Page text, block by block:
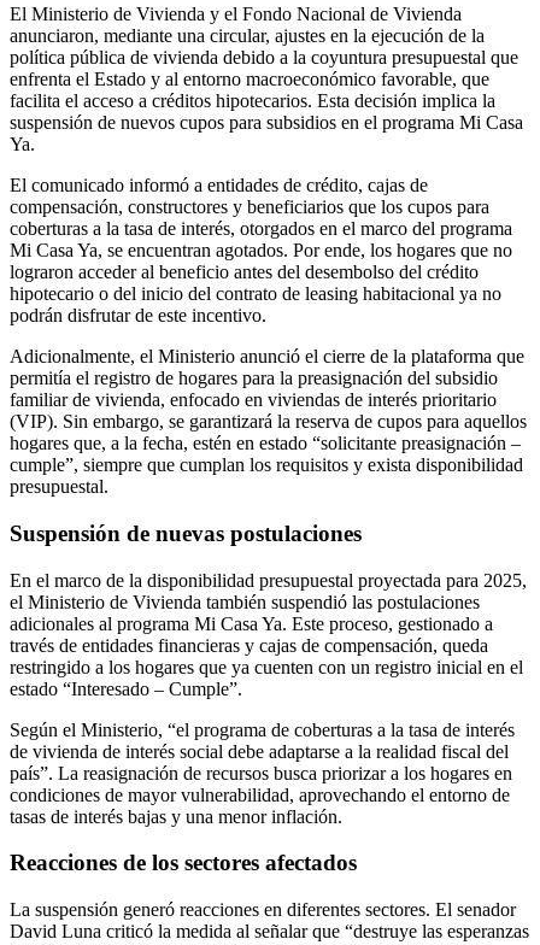
El Ministerio de Vivienda y el Fondo Nacional de Vivienda
anunciaron, mediante una circular, ajustes en la ejecución de la
política pública de vivienda debido a la coyuntura presupuestal que
enfrenta el Estado y al entorno macroeconómico favorable, que
facilita el acceso a créditos hipotecarios. Esta decisión implica la
suspensión de nuevos cupos para subsidios en el programa Mi Casa
Ya.
El comunicado informó a entidades de crédito, cajas de
compensación, constructores y beneficiarios que los cupos para
coberturas a la tasa de interés, otorgados en el marco del programa
Mi Casa Ya, se encuentran agotados. Por ende, los hogares que no
lograron acceder al beneficio antes del desembolso del crédito
hipotecario o del inicio del contrato de leasing habitacional ya no
podrán disfrutar de este incentivo.
Adicionalmente, el Ministerio anunció el cierre de la plataforma que
permitía el registro de hogares para la preasignación del subsidio
familiar de vivienda, enfocado en viviendas de interés prioritario
(VIP). Sin embargo, se garantizará la reserva de cupos para aquellos
hogares que, a la fecha, estén en estado “solicitante preasignación –
cumple”, siempre que cumplan los requisitos y exista disponibilidad
presupuestal.
Suspensión de nuevas postulaciones
En el marco de la disponibilidad presupuestal proyectada para 2025,
el Ministerio de Vivienda también suspendió las postulaciones
adicionales al programa Mi Casa Ya. Este proceso, gestionado a
través de entidades financieras y cajas de compensación, queda
restringido a los hogares que ya cuenten con un registro inicial en el
estado “Interesado – Cumple”.
Según el Ministerio, “el programa de coberturas a la tasa de interés
de vivienda de interés social debe adaptarse a la realidad fiscal del
país”. La reasignación de recursos busca priorizar a los hogares en
condiciones de mayor vulnerabilidad, aprovechando el entorno de
tasas de interés bajas y una menor inflación.
Reacciones de los sectores afectados
La suspensión generó reacciones en diferentes sectores. El senador
David Luna criticó la medida al señalar que “destruye las esperanzas